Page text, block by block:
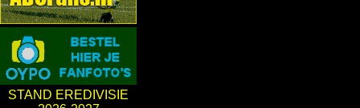
STAND EREDIVISIE